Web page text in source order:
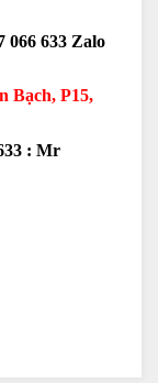
633 Zalo
Bạch, P15,
: Mr